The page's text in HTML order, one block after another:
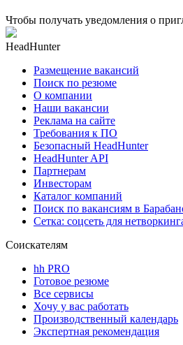
Чтобы получать уведомления о
HeadHunter
Размещение вакансий
Поиск по резюме
О компании
Наши вакансии
Реклама на сайте
Требования к ПО
Безопасный HeadHunter
HeadHunter API
Партнерам
Инвесторам
Каталог компаний
Поиск по вакансиям в
Сетка: соцсеть для
Соискателям
hh PRO
Готовое резюме
Все сервисы
Хочу у вас работать
Производственный календарь
Экспертная рекомендация